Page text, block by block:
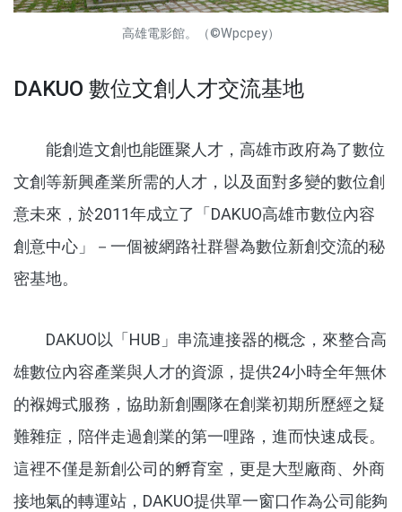
高雄電影館。（©Wpcpey）
DAKUO 數位文創人才交流基地
能創造文創也能匯聚人才，高雄市政府為了數位
文創等新興產業所需的人才，以及面對多變的數位創
意未來，於2011年成立了「DAKUO高雄市數位內容
創意中心」－一個被網路社群譽為數位新創交流的秘
密基地。
DAKUO以「HUB」串流連接器的概念，來整合高
雄數位內容產業與人才的資源，提供24小時全年無休
的褓姆式服務，協助新創團隊在創業初期所歷經之疑
難雜症，陪伴走過創業的第一哩路，進而快速成長。
這裡不僅是新創公司的孵育室，更是大型廠商、外商
接地氣的轉運站，DAKUO提供單一窗口作為公司能夠